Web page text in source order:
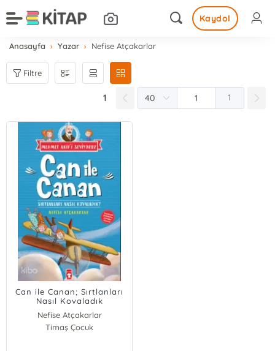
Kaydol
Anasayfa Yazar Nefise Atçakarlar
Filtre
1 1
Can ile Canan; Sırtlanları
Nasıl Kovaladık
Nefise Atçakarlar
Timaş Çocuk